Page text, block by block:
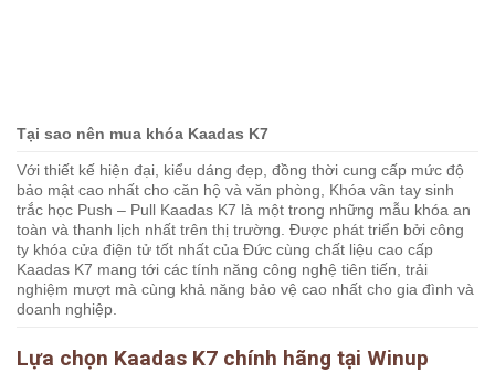
Tại sao nên mua khóa Kaadas K7
Với thiết kế hiện đại, kiểu dáng đẹp, đồng thời cung cấp mức độ
bảo mật cao nhất cho căn hộ và văn phòng, Khóa vân tay sinh
trắc học Push – Pull Kaadas K7 là một trong những mẫu khóa an
toàn và thanh lịch nhất trên thị trường. Được phát triển bởi công
ty khóa cửa điện tử tốt nhất của Đức cùng chất liệu cao cấp
Kaadas K7 mang tới các tính năng công nghệ tiên tiến, trải
nghiệm mượt mà cùng khả năng bảo vệ cao nhất cho gia đình và
doanh nghiệp.
Lựa chọn Kaadas K7 chính hãng tại Winup